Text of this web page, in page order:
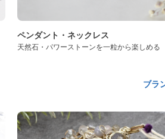
ペンダント・ネックレス
天然石・パワーストーンを一粒から楽しめる
ブラ